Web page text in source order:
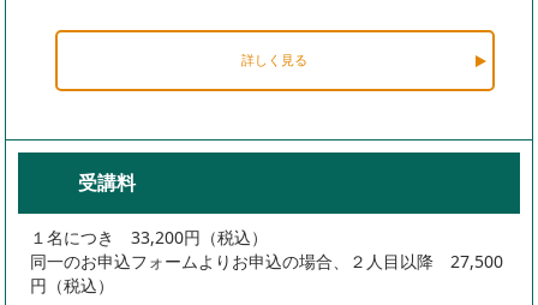
詳しく見る
受講料
１名につき 33,200円（税込）
同一のお申込フォームよりお申込の場合、２人目以降 27,500
円（税込）